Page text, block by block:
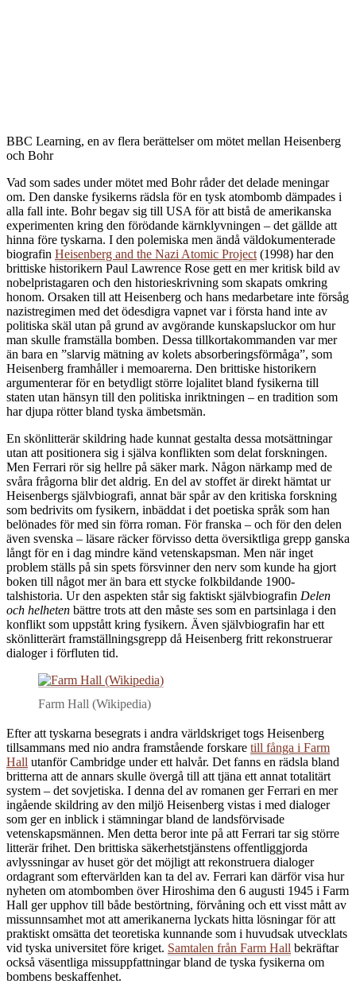
BBC Learning, en av flera berättelser om mötet mellan Heisenberg
och Bohr
Vad som sades under mötet med Bohr råder det delade meningar
om. Den danske fysikerns rädsla för en tysk atombomb dämpades i
alla fall inte. Bohr begav sig till USA för att bistå de amerikanska
experimenten kring den förödande kärnklyvningen – det gällde att
hinna före tyskarna. I den polemiska men ändå väldokumenterade
biografin Heisenberg and the Nazi Atomic Project (1998) har den
brittiske historikern Paul Lawrence Rose gett en mer kritisk bild av
nobelpristagaren och den historieskrivning som skapats omkring
honom. Orsaken till att Heisenberg och hans medarbetare inte försåg
nazistregimen med det ödesdigra vapnet var i första hand inte av
politiska skäl utan på grund av avgörande kunskapsluckor om hur
man skulle framställa bomben. Dessa tillkortakommanden var mer
än bara en ”slarvig mätning av kolets absorberingsförmåga”, som
Heisenberg framhåller i memoarerna. Den brittiske historikern
argumenterar för en betydligt större lojalitet bland fysikerna till
staten utan hänsyn till den politiska inriktningen – en tradition som
har djupa rötter bland tyska ämbetsmän.
En skönlitterär skildring hade kunnat gestalta dessa motsättningar
utan att positionera sig i själva konflikten som delat forskningen.
Men Ferrari rör sig hellre på säker mark. Någon närkamp med de
svåra frågorna blir det aldrig. En del av stoffet är direkt hämtat ur
Heisenbergs självbiografi, annat bär spår av den kritiska forskning
som bedrivits om fysikern, inbäddat i det poetiska språk som han
belönades för med sin förra roman. För franska – och för den delen
även svenska – läsare räcker förvisso detta översiktliga grepp ganska
långt för en i dag mindre känd vetenskapsman. Men när inget
problem ställs på sin spets försvinner den nerv som kunde ha gjort
boken till något mer än bara ett stycke folkbildande 1900-
talshistoria. Ur den aspekten står sig faktiskt självbiografin Delen
och helheten bättre trots att den måste ses som en partsinlaga i den
konflikt som uppstått kring fysikern. Även självbiografin har ett
skönlitterärt framställningsgrepp då Heisenberg fritt rekonstruerar
dialoger i förfluten tid.
Farm Hall (Wikipedia)
Efter att tyskarna besegrats i andra världskriget togs Heisenberg
tillsammans med nio andra framstående forskare till fånga i Farm
Hall utanför Cambridge under ett halvår. Det fanns en rädsla bland
britterna att de annars skulle övergå till att tjäna ett annat totalitärt
system – det sovjetiska. I denna del av romanen ger Ferrari en mer
ingående skildring av den miljö Heisenberg vistas i med dialoger
som ger en inblick i stämningar bland de landsförvisade
vetenskapsmännen. Men detta beror inte på att Ferrari tar sig större
litterär frihet. Den brittiska säkerhetstjänstens offentliggjorda
avlyssningar av huset gör det möjligt att rekonstruera dialoger
ordagrant som eftervärlden kan ta del av. Ferrari kan därför visa hur
nyheten om atombomben över Hiroshima den 6 augusti 1945 i Farm
Hall ger upphov till både bestörtning, förvåning och ett visst mått av
missunnsamhet mot att amerikanerna lyckats hitta lösningar för att
praktiskt omsätta det teoretiska kunnande som i huvudsak utvecklats
vid tyska universitet före kriget. Samtalen från Farm Hall bekräftar
också väsentliga missuppfattningar bland de tyska fysikerna om
bombens beskaffenhet.